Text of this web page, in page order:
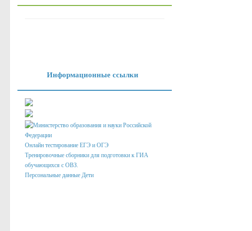
Информационные ссылки
Онлайн тестирование ЕГЭ и ОГЭ
Тренировочные сборники для подготовки к ГИА
обучающихся с ОВЗ.
Персональные данные Дети